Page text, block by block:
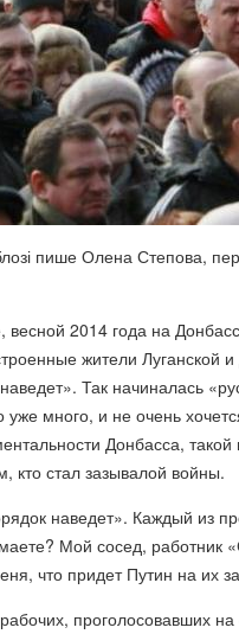
пише Олена Степова,
2014 года на
жители Луганской
Так начиналась
много, и не очень
Донбасса,
кто стал зазывалой войны.
наведет». Каждый из
Мой сосед, работник
что придет Путин на их
проголосовавших